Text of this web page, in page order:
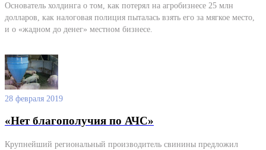
Основатель холдинга о том, как потерял на агробизнесе 25 млн
долларов, как налоговая полиция пыталась взять его за мягкое место,
и о «жадном до денег» местном бизнесе.
28 февраля 2019
«Нет благополучия по АЧС»
Крупнейший региональный производитель свинины предложил